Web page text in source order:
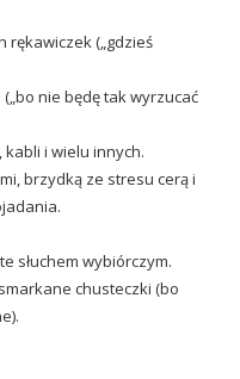
rękawiczek („gdzieś
nie będę tak wyrzucać
kabli i wielu innych.
brzydką ze stresu cerą i
słuchem wybiórczym.
chusteczki (bo